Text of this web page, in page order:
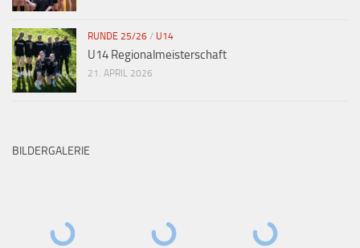
RUNDE 25/26 / U14
U14 Regionalmeisterschaft
21. APRIL 2026
BILDERGALERIE